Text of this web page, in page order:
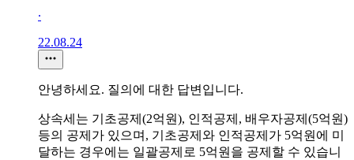
∙
22.08.24
안녕하세요. 질의에 대한 답변입니다.
상속세는 기초공제(2억원), 인적공제, 배우자공제(5억원)
등의 공제가 있으며, 기초공제와 인적공제가 5억원에 미
달하는 경우에는 일괄공제로 5억원을 공제할 수 있습니